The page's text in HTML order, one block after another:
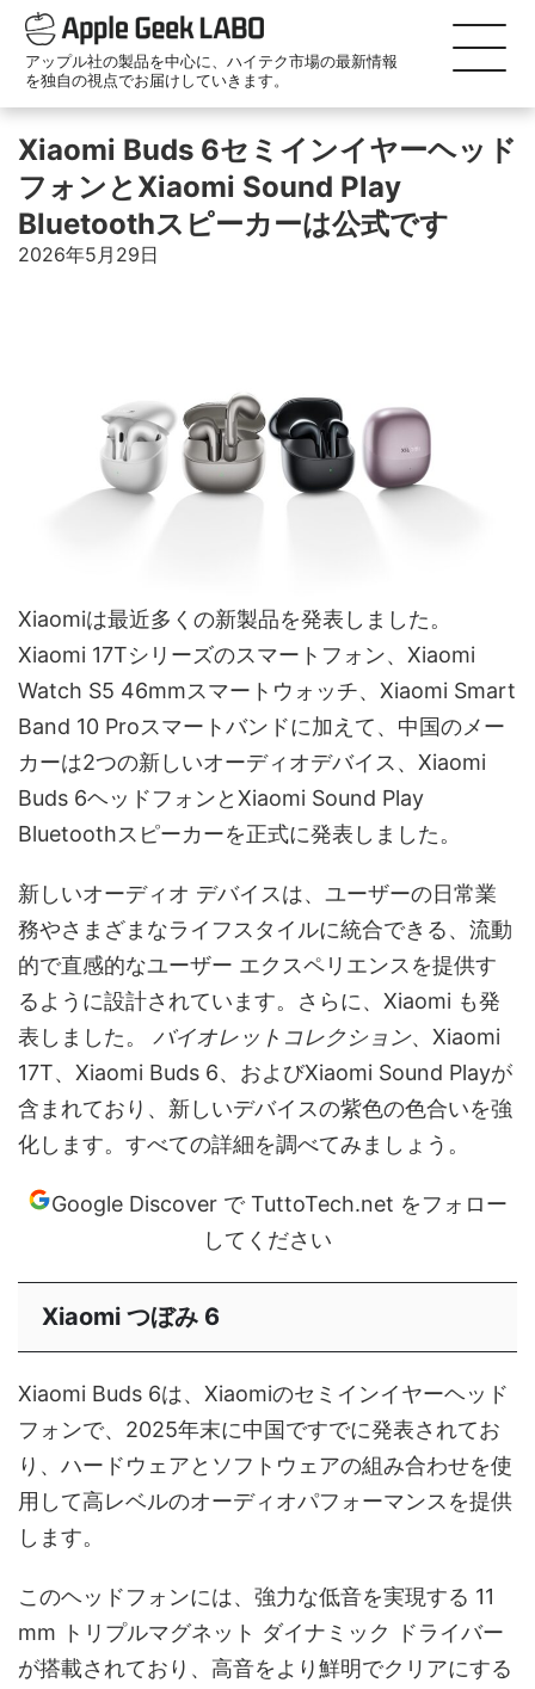
アップル社の製品を中心に、ハイテク市場の最新情報
を独自の視点でお届けしていきます。
Xiaomi Buds 6セミインイヤーヘッド
フォンとXiaomi Sound Play
Bluetoothスピーカーは公式です
2026年5月29日
Xiaomiは最近多くの新製品を発表しました。
Xiaomi 17Tシリーズのスマートフォン、Xiaomi
Watch S5 46mmスマートウォッチ、Xiaomi Smart
Band 10 Proスマートバンドに加えて、中国のメー
カーは2つの新しいオーディオデバイス、Xiaomi
Buds 6ヘッドフォンとXiaomi Sound Play
Bluetoothスピーカーを正式に発表しました。
新しいオーディオ デバイスは、ユーザーの日常業
務やさまざまなライフスタイルに統合できる、流動
的で直感的なユーザー エクスペリエンスを提供す
るように設計されています。さらに、Xiaomi も発
表しました。 バイオレットコレクション、Xiaomi
17T、Xiaomi Buds 6、およびXiaomi Sound Playが
含まれており、新しいデバイスの紫色の色合いを強
化します。すべての詳細を調べてみましょう。
Google Discover で TuttoTech.net をフォロー
してください
Xiaomi つぼみ 6
Xiaomi Buds 6は、Xiaomiのセミインイヤーヘッド
フォンで、2025年末に中国ですでに発表されてお
り、ハードウェアとソフトウェアの組み合わせを使
用して高レベルのオーディオパフォーマンスを提供
します。
このヘッドフォンには、強力な低音を実現する 11
mm トリプルマグネット ダイナミック ドライバー
が搭載されており、高音をより鮮明でクリアにする